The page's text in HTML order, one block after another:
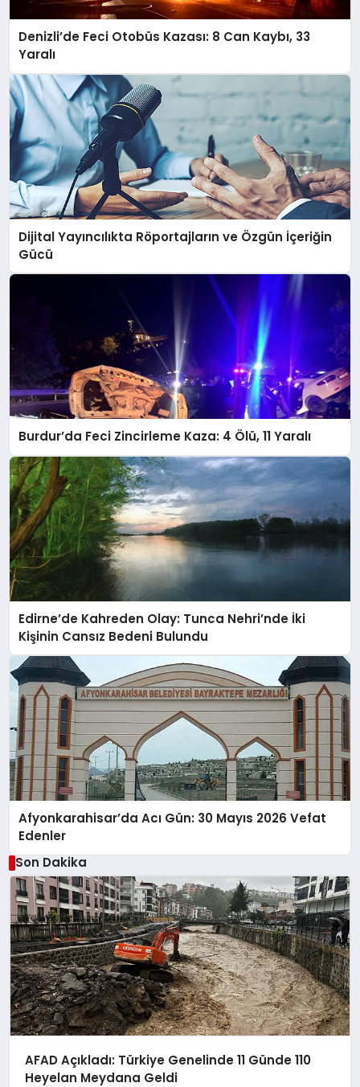
Denizli’de Feci Otobüs Kazası: 8 Can Kaybı, 33
Yaralı
Dijital Yayıncılıkta Röportajların ve Özgün İçeriğin
Gücü
Burdur’da Feci Zincirleme Kaza: 4 Ölü, 11 Yaralı
Edirne’de Kahreden Olay: Tunca Nehri’nde İki
Kişinin Cansız Bedeni Bulundu
Afyonkarahisar’da Acı Gün: 30 Mayıs 2026 Vefat
Edenler
Son Dakika
AFAD Açıkladı: Türkiye Genelinde 11 Günde 110
Heyelan Meydana Geldi